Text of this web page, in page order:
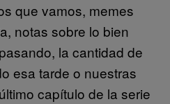
que vamos, memes
notas sobre lo bien
la cantidad de
esa tarde o nuestras
capítulo de la serie